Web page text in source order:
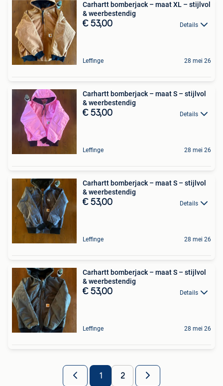
Carhartt bomberjack – maat XL – stijlvol
& weerbestendig
€ 53,00 Details
Leffinge 28 mei 26
Carhartt bomberjack – maat S – stijlvol
& weerbestendig
€ 53,00 Details
Leffinge 28 mei 26
Carhartt bomberjack – maat S – stijlvol
& weerbestendig
€ 53,00 Details
Leffinge 28 mei 26
Carhartt bomberjack – maat S – stijlvol
& weerbestendig
€ 53,00 Details
Leffinge 28 mei 26
1 2